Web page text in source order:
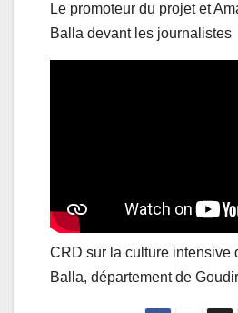
Le promoteur du projet et
Balla devant les journalistes
CRD sur la culture intensive
Balla, département de